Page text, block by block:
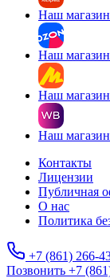
Наш
Наш
Наш
Наш
Контакты
Лицензии
Публичная
О нас
Политика
+7 (861) 266-
Позвонить +7